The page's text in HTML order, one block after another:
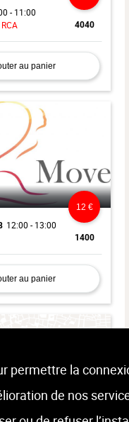
- 11:00
4040
au panier
12:00 - 13:00
1400
12 €
au panier
8 €
permettre la
de nos